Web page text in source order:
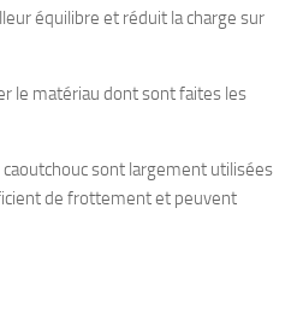
équilibre et réduit la charge sur
le matériau dont sont faites les
sont largement utilisées
de frottement et peuvent